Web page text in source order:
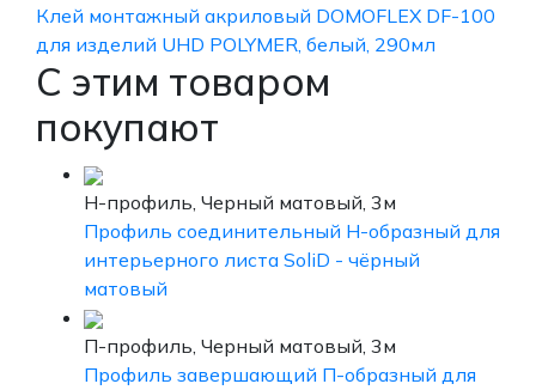
Клей монтажный акриловый DOMOFLEX DF-100
для изделий UHD POLYMER, белый, 290мл
С этим товаром
покупают
H-профиль, Черный матовый, 3м
Профиль соединительный Н-образный для
интерьерного листа SoliD - чёрный
матовый
П-профиль, Черный матовый, 3м
Профиль завершающий П-образный для